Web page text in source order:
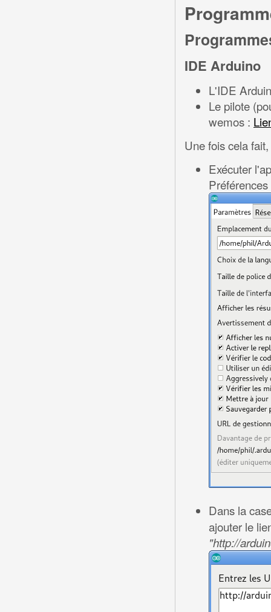
IDE Arduino
L'IDE
Le pilote
wemos :
Une fois cela
Exécuter
Préférences
Dans la
ajouter le
"http://